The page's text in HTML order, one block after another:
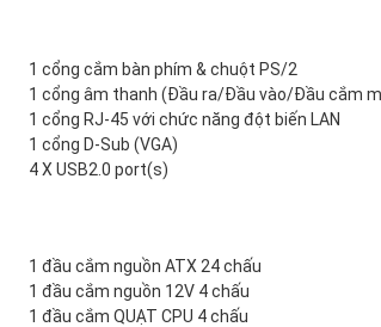
1 cổng cắm bàn phím & chuột PS/2
1 cổng âm thanh (Đầu ra/Đầu vào/Đầu cắm
1 cổng RJ-45 với chức năng đột biến LAN
1 cổng D-Sub (VGA)
4 X USB2.0 port(s)
1 đầu cắm nguồn ATX 24 chấu
1 đầu cắm nguồn 12V 4 chấu
1 đầu cắm QUẠT CPU 4 chấu